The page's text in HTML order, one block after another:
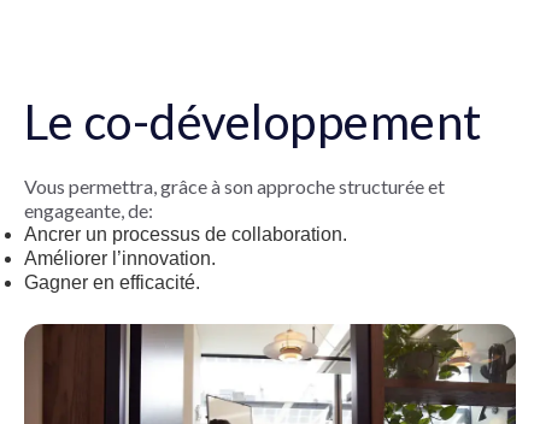
Le co-développement
Vous permettra, grâce à son approche structurée et
engageante, de:
Ancrer un processus de collaboration.
Améliorer l’innovation.
Gagner en efficacité.